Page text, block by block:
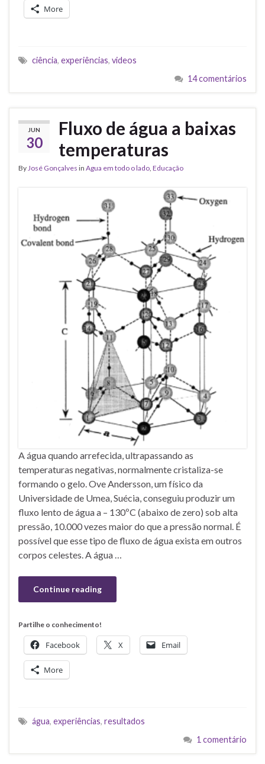
More
ciência, experiências, videos
14 comentários
JUN
30
Fluxo de água a baixas
temperaturas
By José Gonçalves in Agua em todo o lado Educação
A água quando arrefecida, ultrapassando as
temperaturas negativas, normalmente cristaliza-se
formando o gelo. Ove Andersson, um físico da
Universidade de Umea, Suécia, conseguiu produzir um
fluxo lento de água a – 130ºC (abaixo de zero) sob alta
pressão, 10.000 vezes maior do que a pressão normal. É
possível que esse tipo de fluxo de água exista em outros
corpos celestes. A água …
Continue reading
Partilhe o conhecimento!
Facebook X Email
More
água, experiências, resultados
1 comentário